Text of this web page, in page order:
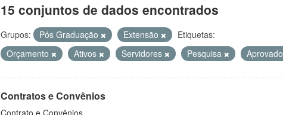
15 conjuntos de dados encontrados
Grupos: Pós Graduação Extensão
Etiquetas:
Orçamento
Ativos Servidores Pesquisa Aprovado
Contratos e Convênios
Contrato e Convênios